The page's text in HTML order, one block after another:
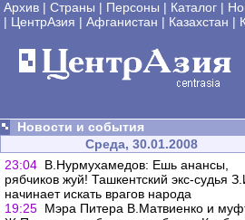
Архив | Страны | Персоны | Каталог |
| ЦентрАзия | Афганистан | Казахстан |
Новости и события
Среда, 30.01.2008
23:04 В.Нурмухамедов: Ешь анансы,
рябчиков жуй! Ташкентский экс-судья
начинает искать врагов народа
19:25 Мэра Питера В.Матвиенко и